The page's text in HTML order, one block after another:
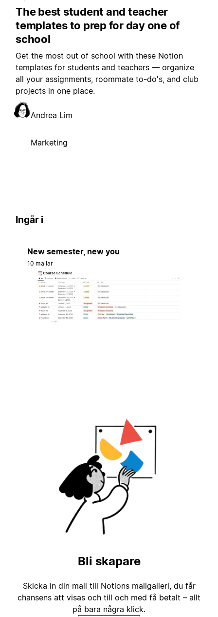
The best student and teacher
templates to prep for day one of
school
Get the most out of school with these Notion
templates for students and teachers — organize
all your assignments, roommate to-do's, and club
projects in one place.
Andrea Lim
Marketing
Ingår i
New semester, new you
10 mallar
Bli skapare
Skicka in din mall till Notions mallgalleri, du får
chansens att visas och till och med få betalt – allt
på bara några klick.